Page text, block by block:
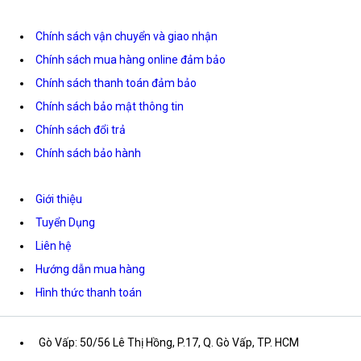
Chính sách vận chuyển và giao nhận
Chính sách mua hàng online đảm bảo
Chính sách thanh toán đảm bảo
Chính sách bảo mật thông tin
Chính sách đổi trả
Chính sách bảo hành
Giới thiệu
Tuyển Dụng
Liên hệ
Hướng dẫn mua hàng
Hình thức thanh toán
Gò Vấp: 50/56 Lê Thị Hồng, P.17, Q. Gò Vấp, TP. HCM